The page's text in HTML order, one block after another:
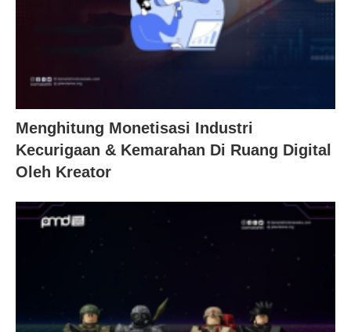
Menghitung Monetisasi Industri
Kecurigaan & Kemarahan Di Ruang Digital
Oleh Kreator